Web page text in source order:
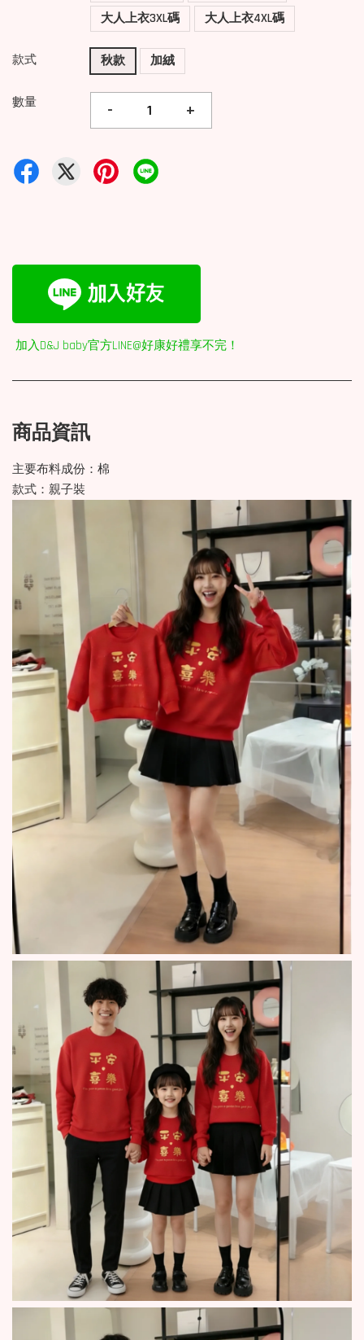
大人上衣3XL碼
大人上衣4XL碼
款式 秋款 加絨
數量 - +
加入D&J baby官方LINE@好康好禮享不完！
商品資訊
主要布料成份：棉
款式：親子裝